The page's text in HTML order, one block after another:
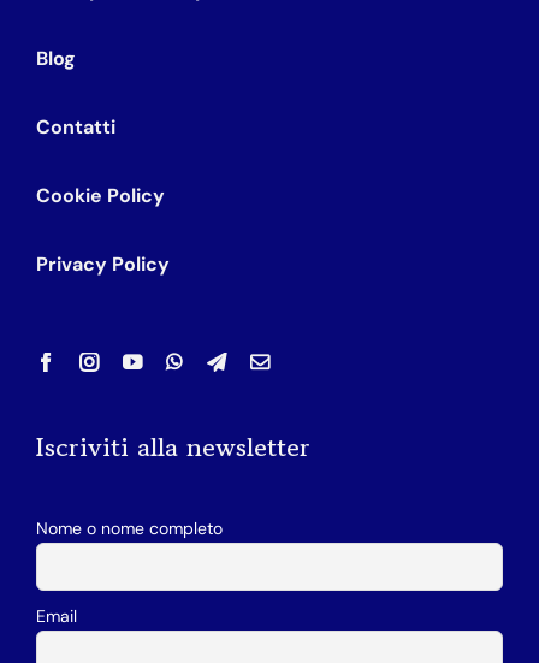
Blog
Contatti
Cookie Policy
Privacy Policy
Iscriviti alla newsletter
Nome o nome completo
Email